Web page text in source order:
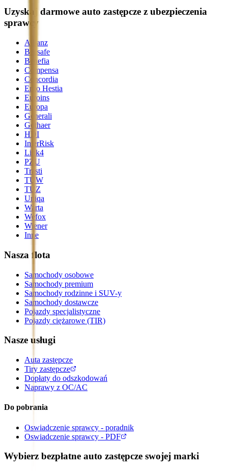
Uzyskaj darmowe auto zastępcze z ubezpieczenia
sprawcy
Allianz
Beesafe
Benefia
Compensa
Concordia
Ergo Hestia
Euroins
Europa
Generali
Gothaer
HDI
InterRisk
Link4
PZU
Trasti
TUW
TUZ
Uniqa
Warta
Wefox
Wiener
Inne
Nasza flota
Samochody osobowe
Samochody premium
Samochody rodzinne i SUV-y
Samochody dostawcze
Pojazdy specjalistyczne
Pojazdy ciężarowe (TIR)
Nasze usługi
Auta zastępcze
Tiry zastępcze
Dopłaty do odszkodowań
Naprawy z OC/AC
Do pobrania
Oswiadczenie sprawcy - poradnik
Oswiadczenie sprawcy - PDF
Wybierz bezpłatne auto zastępcze swojej marki